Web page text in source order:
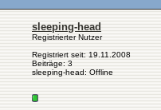
sleeping-head
Registrierter Nutzer
Registriert seit: 19.11.2008
Beiträge: 3
sleeping-head: Offline